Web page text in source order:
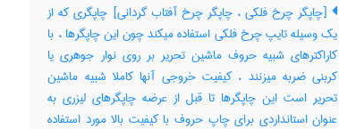
[چاپگر چرخ فلکی ، چاپگر چرخ آفتاب گردانی] چاپگری که از
یک وسیله تایپ چرخ فلکی استفاده میکند چون این چاپگرها ، با
کاراکترهای شبیه حروف ماشین تحریر بر روی نوار جوهری یا
کربنی ضربه میزنند ، کیفیت خروجی آنها کاملا شبیه ماشین
تحریر است این چاپگرها تا قبل از عرضه چاپگرهای لیزری به
عنوان استانداردی برای چاپ حروف با کیفیت بالا مورد استفاده